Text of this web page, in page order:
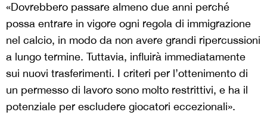
«Dovrebbero passare almeno due anni perché
possa entrare in vigore ogni regola di immigrazione
nel calcio, in modo da non avere grandi ripercussioni
a lungo termine. Tuttavia, influirà immediatamente
sui nuovi trasferimenti. I criteri per l’ottenimento di
un permesso di lavoro sono molto restrittivi, e ha il
potenziale per escludere giocatori eccezionali».